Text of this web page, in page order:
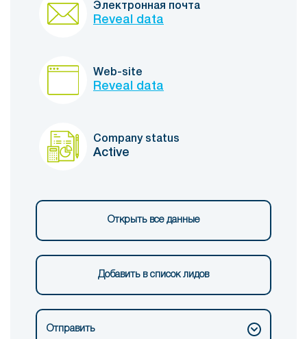
Электронная почта
Reveal data
Web-site
Reveal data
Company status
Active
Открыть все данные
Добавить в список лидов
Отправить